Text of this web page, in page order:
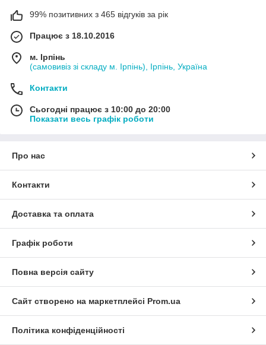
99% позитивних з 465 відгуків за рік
Працює з 18.10.2016
м. Ірпінь
(самовивіз зі складу м. Ірпінь), Ірпінь, Україна
Контакти
Сьогодні працює з 10:00 до 20:00
Показати весь графік роботи
Про нас
Контакти
Доставка та оплата
Графік роботи
Повна версія сайту
Сайт створено на маркетплейсі Prom.ua
Політика конфіденційності